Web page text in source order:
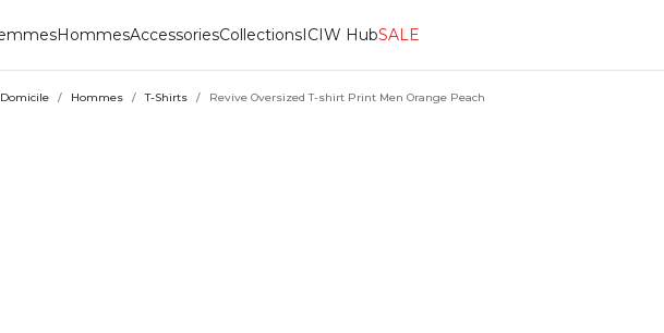
HommesAccessoriesCollectionsICIW HubSALE
Domicile / Hommes / T-Shirts / Revive Oversized T-shirt Print Men Orange Peach